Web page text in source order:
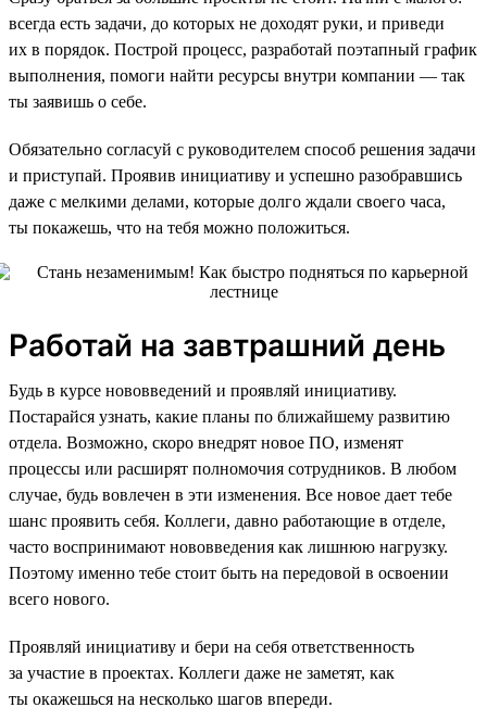
всегда есть задачи, до которых не доходят руки, и приведи
их в порядок. Построй процесс, разработай поэтапный график
выполнения, помоги найти ресурсы внутри компании — так
ты заявишь о себе.
Обязательно согласуй с руководителем способ решения задачи
и приступай. Проявив инициативу и успешно разобравшись
даже с мелкими делами, которые долго ждали своего часа,
ты покажешь, что на тебя можно положиться.
Работай на завтрашний день
Будь в курсе нововведений и проявляй инициативу.
Постарайся узнать, какие планы по ближайшему развитию
отдела. Возможно, скоро внедрят новое ПО, изменят
процессы или расширят полномочия сотрудников. В любом
случае, будь вовлечен в эти изменения. Все новое дает тебе
шанс проявить себя. Коллеги, давно работающие в отделе,
часто воспринимают нововведения как лишнюю нагрузку.
Поэтому именно тебе стоит быть на передовой в освоении
всего нового.
Проявляй инициативу и бери на себя ответственность
за участие в проектах. Коллеги даже не заметят, как
ты окажешься на несколько шагов впереди.